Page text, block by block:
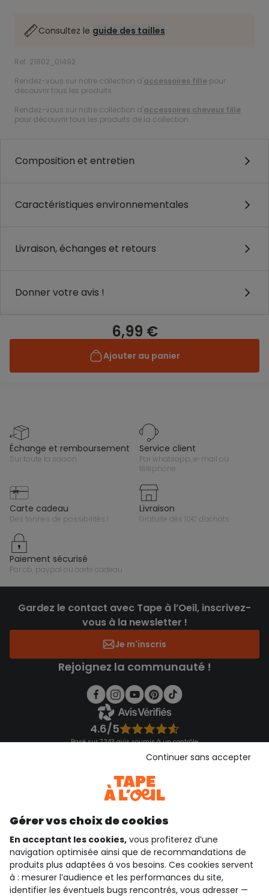
Consultez le guide des tailles
Ref. 21802_01492
Rendez-vous sur notre collection d'accessoires fille pour
découvrir tous les produits.
Rendez-vous sur notre collection d'accessoires cheveux fille
pour découvrir tous les produits de la collection.
Composition et entretien
Caractéristiques environnementales
Livraison, échanges et retours
Donner votre avis !
6,99 €
Ajouter au panier
échange et remboursement
sur toute la saison
service client
par whatsapp, e-mail ou
téléphone
carte cadeau
des tonnes de possibilités !
livraison
gratuite dès 10€ d'achats
paiement sécurisé
par cb, paypal ou carte cadeau
Gardez le contact avec Tape à l’Oeil, inscrivez-
vous à la newsletter !
Je m'inscris
Rejoignez la communauté !
4.6/5
Basé sur 7 343 avis soumis à un contrôle
Consulter les CGU
qui sommes-nous ?
besoin d'aide ?
Gérer vos choix de cookies
En acceptant les cookies, vous profiterez d’une
navigation optimisée ainsi que de recommandations de
produits plus adaptées à vos besoins. Ces cookies servent
à : mesurer l’audience et les performances du site,
identifier les éventuels bugs rencontrés, vous adresser —
Continuer sans accepter